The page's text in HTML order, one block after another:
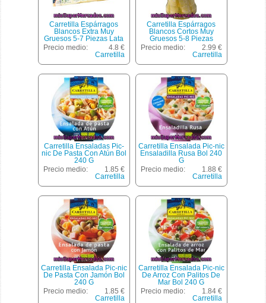
Carretilla Espárragos
Blancos Extra Muy
Gruesos 5-7 Piezas Lata
250 G Neto Escurrido
Precio medio:
4.8 €
Carretilla
Carretilla Espárragos
Blancos Cortos Muy
Gruesos 5-8 Piezas
Frasco 110 G Neto
Escurrido
Precio medio:
2.99 €
Carretilla
Carretilla Ensaladas Pic-
nic De Pasta Con Atún Bol
240 G
Precio medio:
1.85 €
Carretilla
Carretilla Ensalada Pic-nic
Ensaladilla Rusa Bol 240
G
Precio medio:
1.88 €
Carretilla
Carretilla Ensalada Pic-nic
De Pasta Con Jamón Bol
240 G
Precio medio:
1.85 €
Carretilla
Carretilla Ensalada Pic-nic
De Arroz Con Palitos De
Mar Bol 240 G
Precio medio:
1.84 €
Carretilla